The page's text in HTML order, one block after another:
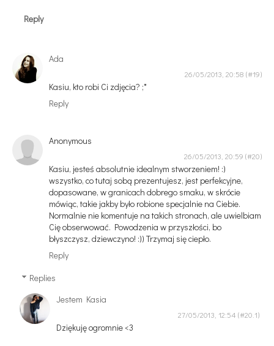
Reply
Ada
26/05/2013, 20:58
Kasiu, kto robi Ci zdjęcia? ;*
Reply
Anonymous
26/05/2013, 20:59
Kasiu, jesteś absolutnie idealnym stworzeniem! :)
wszystko, co tutaj sobą prezentujesz, jest perfekcyjne,
dopasowane, w granicach dobrego smaku, w skrócie
mówiąc, takie jakby było robione specjalnie na Ciebie.
Normalnie nie komentuje na takich stronach, ale uwielbiam
Cię obserwować. Powodzenia w przyszłości, bo
błyszczysz, dziewczyno! :)) Trzymaj się ciepło.
Reply
Replies
Jestem Kasia
27/05/2013, 12:54
Dziękuję ogromnie <3